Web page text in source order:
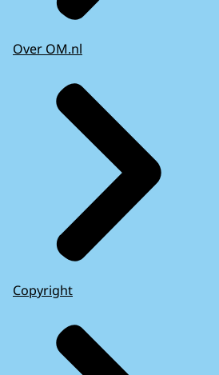
Over OM.nl
Copyright